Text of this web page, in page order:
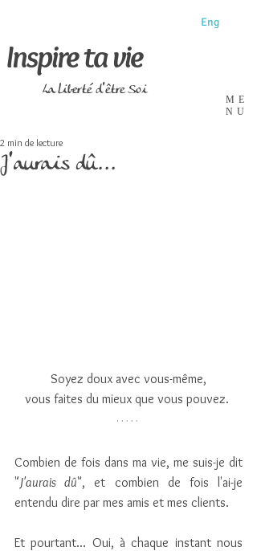
Inspire ta vie
La liberté d'être Soi
ME
NU
Eng
J'aurais dû...
2 min de lecture
Soyez doux avec vous-même,
vous faites du mieux que vous pouvez.
Combien de fois dans ma vie, me suis-je dit
"J'aurais dû", et combien de fois l'ai-je
entendu dire par mes amis et mes clients.
Et pourtant... Oui, à chaque instant nous